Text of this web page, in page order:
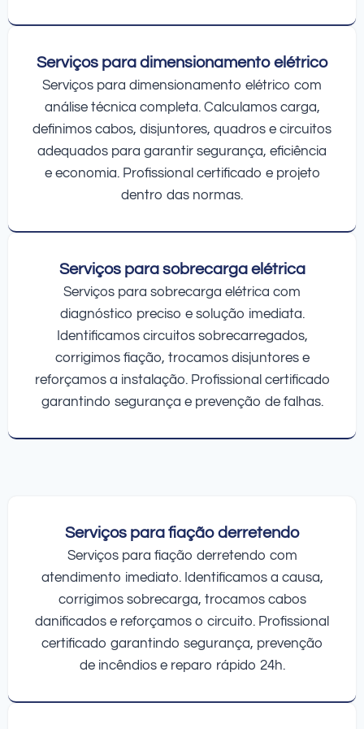
Serviços para dimensionamento elétrico
Serviços para dimensionamento elétrico com
análise técnica completa. Calculamos carga,
definimos cabos, disjuntores, quadros e circuitos
adequados para garantir segurança, eficiência
e economia. Profissional certificado e projeto
dentro das normas.
Serviços para sobrecarga elétrica
Serviços para sobrecarga elétrica com
diagnóstico preciso e solução imediata.
Identificamos circuitos sobrecarregados,
corrigimos fiação, trocamos disjuntores e
reforçamos a instalação. Profissional certificado
garantindo segurança e prevenção de falhas.
Serviços para fiação derretendo
Serviços para fiação derretendo com
atendimento imediato. Identificamos a causa,
corrigimos sobrecarga, trocamos cabos
danificados e reforçamos o circuito. Profissional
certificado garantindo segurança, prevenção
de incêndios e reparo rápido 24h.